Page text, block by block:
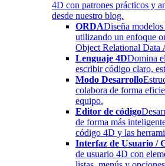
4D con patrones prácticos y
desde nuestro blog.
ORDADiseña
utilizando un enfoque
Object Relational Data
Lenguaje 4DDomina
escribir código claro,
Modo Desarrollo
colabora de forma
equipo.
Editor de código
de forma más
código 4D y las
Interfaz de Usuario /
de usuario 4D con